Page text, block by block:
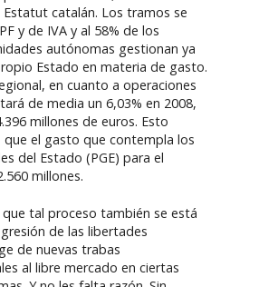
catalán. Los tramos se
y de IVA y al 58% de los
autónomas gestionan ya
Estado en materia de gasto.
en cuanto a operaciones
de media un 6,03% en 2008,
millones de euros. Esto
que el gasto que contempla los
del Estado (PGE) para el
millones.
tal proceso también se está
de las libertades
de nuevas trabas
al libre mercado en ciertas